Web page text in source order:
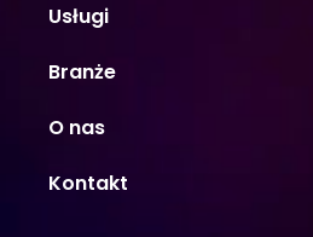
Usługi
Branże
O nas
Kontakt